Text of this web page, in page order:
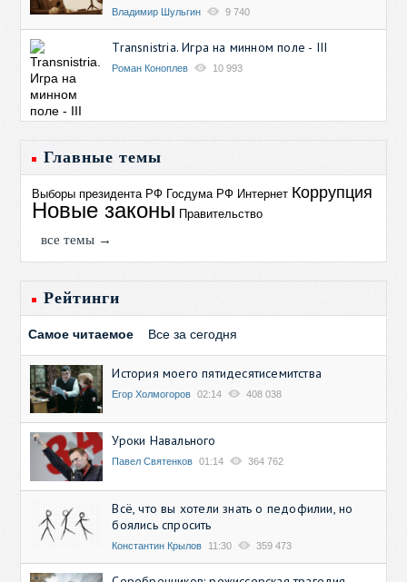
Владимир Шульгин 9 740
Transnistria. Игра на минном поле - III
Роман Коноплев 10 993
Главные темы
Выборы президента РФ Госдума РФ Интернет Коррупция
Новые законы Правительство
все темы →
Рейтинги
Самое читаемое Все за сегодня
История моего пятидесятисемитства
Егор Холмогоров 02:14 408 038
Уроки Навального
Павел Святенков 01:14 364 762
Всё, что вы хотели знать о педофилии, но
боялись спросить
Константин Крылов 11:30 359 473